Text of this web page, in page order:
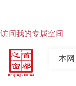
访问我的专属空间
本网